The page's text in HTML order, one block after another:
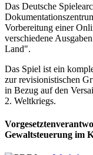
Das Deutsche
Vorbereitung einer
verschiedene
Land".
Das Spiel ist ein
zur revisionistischen
in Bezug auf den
2. Weltkriegs.
Gewaltsteuerung im